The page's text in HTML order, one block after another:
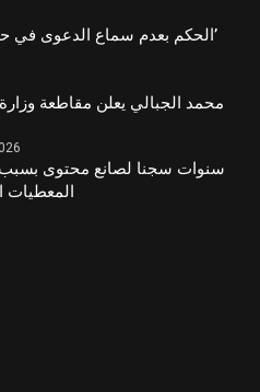
الحكم بعدم سماع الدعوى في حق صانعة محتوى على ‘تيك توك’
محمد الجبالي يعلن مقاطعة